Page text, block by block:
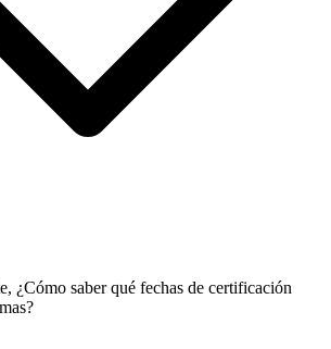
¿Cómo saber qué fechas de certificación